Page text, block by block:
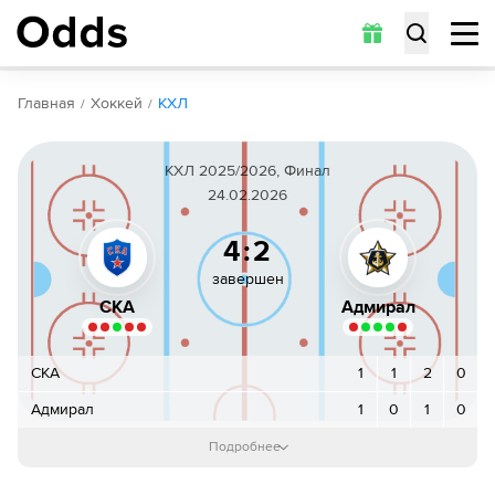
Обзор Коэффициенты Прогнозы
Главная Хоккей КХЛ
КХЛ 2025/2026, Финал
24.02.2026
СКА
4:2
завершен
Адмирал
СКА 1 1 2
0
Адмирал
1 0 1 0
1-й период: 1:1
Подробнее